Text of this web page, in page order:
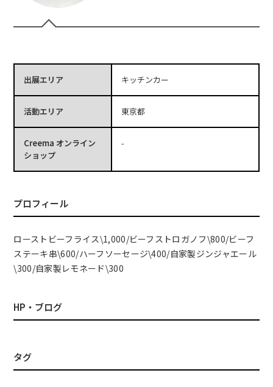
出展エリア キッチンカー
活動エリア 東京都
Creema オンライン
ショップ
-
プロフィール
ローストビーフライス\1,000/ビーフストロガノフ\800/ビーフ
ステーキ串\600/ハーフソーセージ\400/自家製ジンジャエール
\300/自家製レモネード\300
HP・ブログ
タグ